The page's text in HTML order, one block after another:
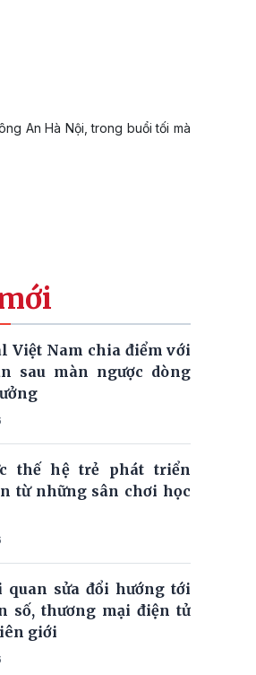
An Hà Nội, trong buổi tối mà
Việt Nam chia điểm với
sau màn ngược dòng
thế hệ trẻ phát triển
từ những sân chơi học
quan sửa đổi hướng tới
số, thương mại điện tử
giới